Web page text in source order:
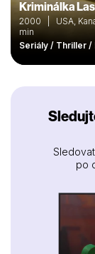
Kriminálka
2000 | USA,
min
Seriály / Thriller /
po